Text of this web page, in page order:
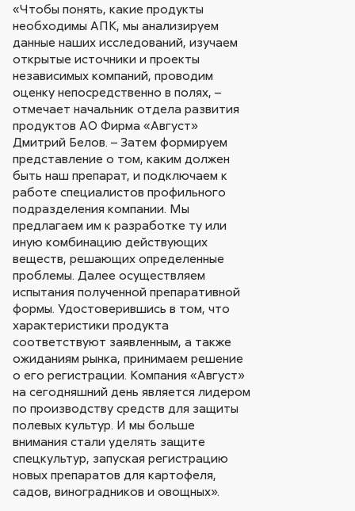
«Чтобы понять, какие продукты
необходимы АПК, мы анализируем
данные наших исследований, изучаем
открытые источники и проекты
независимых компаний, проводим
оценку непосредственно в полях, –
отмечает начальник отдела развития
продуктов АО Фирма «Август»
Дмитрий Белов. – Затем формируем
представление о том, каким должен
быть наш препарат, и подключаем к
работе специалистов профильного
подразделения компании. Мы
предлагаем им к разработке ту или
иную комбинацию действующих
веществ, решающих определенные
проблемы. Далее осуществляем
испытания полученной препаративной
формы. Удостоверившись в том, что
характеристики продукта
соответствуют заявленным, а также
ожиданиям рынка, принимаем решение
о его регистрации. Компания «Август»
на сегодняшний день является лидером
по производству средств для защиты
полевых культур. И мы больше
внимания стали уделять защите
спецкультур, запуская регистрацию
новых препаратов для картофеля,
садов, виноградников и овощных».